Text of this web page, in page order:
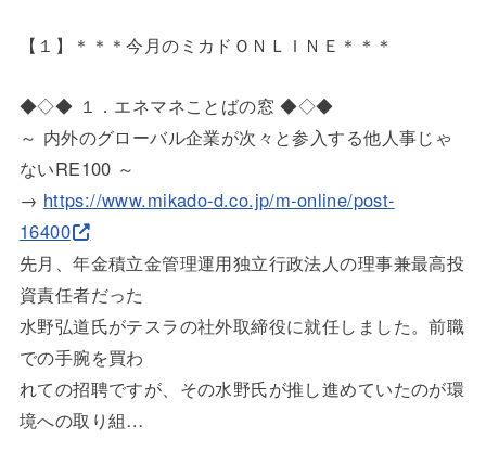
【１】＊＊＊今月のミカドＯＮＬＩＮＥ＊＊＊
◆◇◆ １．エネマネことばの窓 ◆◇◆
～ 内外のグローバル企業が次々と参入する他人事じゃ
ないRE100 ～
→ https://www.mikado-d.co.jp/m-online/post-
16400
先月、年金積立金管理運用独立行政法人の理事兼最高投
資責任者だった
水野弘道氏がテスラの社外取締役に就任しました。前職
での手腕を買わ
れての招聘ですが、その水野氏が推し進めていたのが環
境への取り組…